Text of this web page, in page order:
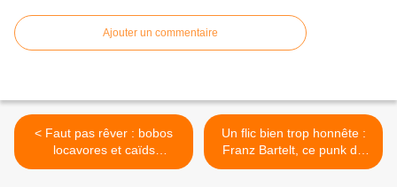
Ajouter un commentaire
< Faut pas rêver : bobos
locavores et caïds
espagnols
Un flic bien trop honnête :
Franz Bartelt, ce punk de
l'ORTF >